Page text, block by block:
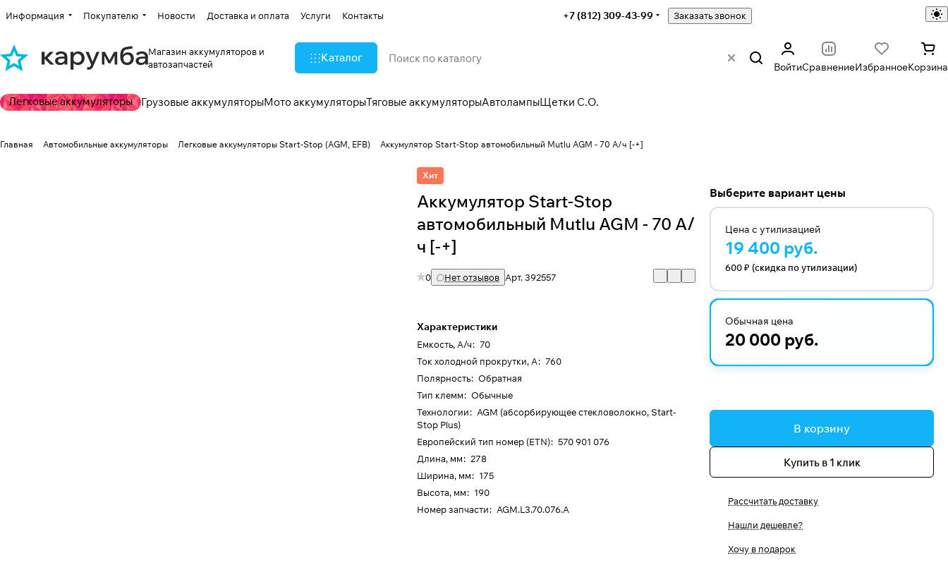
Информация Покупателю Новости Доставка и оплата Услуги Контакты +7 (812) 309-43-99 Заказать звонок
Магазин аккумуляторов и
автозапчастей
Каталог
ВойтиСравнениеИзбранноеКорзина
Легковые аккумуляторы Грузовые аккумуляторыМото аккумуляторыТяговые аккумуляторыАвтолампыЩетки С.О.
Главная Автомобильные аккумуляторы Легковые аккумуляторы Start-Stop (AGM, EFB) Аккумулятор Start-Stop автомобильный Mutlu AGM - 70 А/ч [-+]
Хит
Аккумулятор Start-Stop
автомобильный Mutlu AGM - 70 А/
ч [-+]
0 Нет отзывов Арт.392557
Характеристики
Емкость, А/ч: 70
Ток холодной прокрутки, А: 760
Полярность: Обратная
Тип клемм: Обычные
Технологии: AGM (абсорбирующее стекловолокно, Start-
Stop Plus)
Европейский тип номер (ETN): 570 901 076
Длина, мм: 278
Ширина, мм: 175
Высота, мм: 190
Номер запчасти: AGM.L3.70.076.A
Выберите вариант цены
Цена с утилизацией
19 400 руб.
600 ₽ (скидка по утилизации)
Обычная цена
20 000 руб.
В корзину
Купить в 1 клик
Рассчитать доставку
Нашли дешевле?
Хочу в подарок